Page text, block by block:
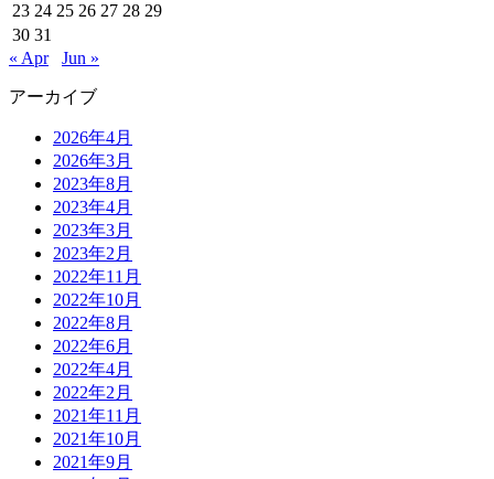
23 24 25 26 27 28 29
30 31
« Apr
Jun »
アーカイブ
2026年4月
2026年3月
2023年8月
2023年4月
2023年3月
2023年2月
2022年11月
2022年10月
2022年8月
2022年6月
2022年4月
2022年2月
2021年11月
2021年10月
2021年9月